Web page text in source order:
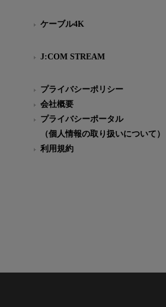
ケーブル4K
J:COM STREAM
プライバシーポリシー
会社概要
プライバシーポータル
（個人情報の取り扱いについて）
利用規約